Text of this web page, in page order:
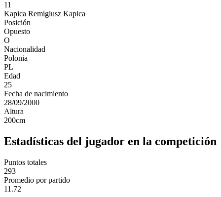
11
Kapica Remigiusz Kapica
Posición
Opuesto
O
Nacionalidad
Polonia
PL
Edad
25
Fecha de nacimiento
28/09/2000
Altura
200cm
Estadísticas del jugador en la competición
Puntos totales
293
Promedio por partido
11.72